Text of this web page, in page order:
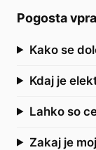
Pogosta
Kako se
Kdaj je
Lahko so
Zakaj je